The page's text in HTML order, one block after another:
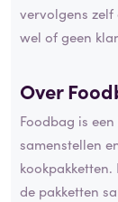
vervolgens
wel of geen
Over
Foodbag is
samenstellen
de pakketten